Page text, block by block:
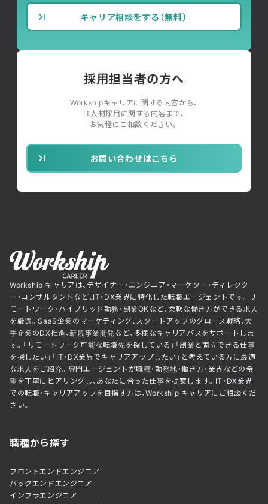
キャリア相談をする（無料）
採用担当者の方へ
Workshipキャリアに関する内容から、
IT人材採用に関する内容まで、
お気軽にご相談ください。
お問い合わせはこちら
Workship キャリアは、デザイナー・エンジニア・マーケター・ディレクタ
ー・コンサルタントなど、IT・DX業界に特化した転職エージェントです。リ
モートワーク・ハイブリッド勤務・副業OKなど、柔軟な働き方ができる求人
を厳選。SaaS企業のマーケティング、スタートアップのグロース戦略、大
手企業のDX推進、新規事業開発など、多様なキャリアパスをサポートしま
す。「リモートワーク可能な転職先を探している」「副業と両立できる仕事
を探したい」「IT・DX業界でキャリアアップしたい」と考えている方に最適
な求人をご紹介。専門エージェントが職種・勤務地・働き方・業界などの希
望を丁寧にヒアリングし、あなたに合った仕事を提案します。IT・DX業界
での転職・キャリアアップを目指す方は、Workship キャリアにご相談くだ
さい。
職種から探す
フロントエンドエンジニア
バックエンドエンジニア
インフラエンジニア